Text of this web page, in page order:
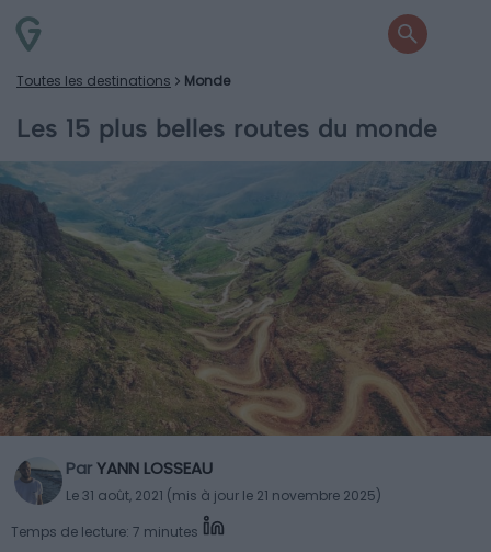
Toutes les destinations Monde
Les 15 plus belles routes du monde
ParYANN LOSSEAU
Le 31 août, 2021 (mis à jour le 21 novembre 2025)
Temps de lecture: 7 minutes